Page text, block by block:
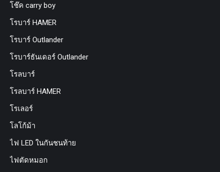
โช๊ค carry boy
โรบาร์ HAMER
โรบาร์ Outlander
โรบาร์ธันเดอร์ Outlander
โรลบาร์
โรลบาร์ HAMER
โรเลอร์
โลโก้ม้า
ไฟ LED ในกันชนท้าย
ไฟตัดหมอก